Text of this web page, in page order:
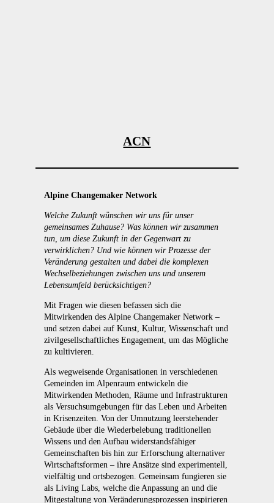
ACN
Alpine Changemaker Network
Welche Zukunft wünschen wir uns für unser
gemeinsames Zuhause? Was können wir zusammen
tun, um diese Zukunft in der Gegenwart zu
verwirklichen? Und wie können wir Prozesse der
Veränderung gestalten und dabei die komplexen
Wechselbeziehungen zwischen uns und unserem
Lebensumfeld berücksichtigen?
Mit Fragen wie diesen befassen sich die
Mitwirkenden des Alpine Changemaker Network –
und setzen dabei auf Kunst, Kultur, Wissenschaft und
zivilgesellschaftliches Engagement, um das Mögliche
zu kultivieren.
Als wegweisende Organisationen in verschiedenen
Gemeinden im Alpenraum entwickeln die
Mitwirkenden Methoden, Räume und Infrastrukturen
als Versuchsumgebungen für das Leben und Arbeiten
in Krisenzeiten. Von der Umnutzung leerstehender
Gebäude über die Wiederbelebung traditionellen
Wissens und den Aufbau widerstandsfähiger
Gemeinschaften bis hin zur Erforschung alternativer
Wirtschaftsformen – ihre Ansätze sind experimentell,
vielfältig und ortsbezogen. Gemeinsam fungieren sie
als Living Labs, welche die Anpassung an und die
Mitgestaltung von Veränderungsprozessen inspirieren